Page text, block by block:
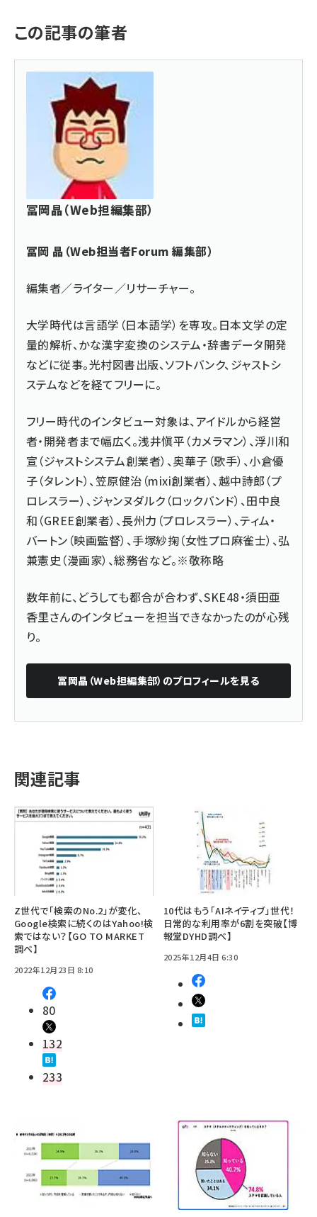
この記事の筆者
冨岡晶（Web担編集部）
冨岡 晶（Web担当者Forum 編集部）
編集者／ライター／リサーチャー。
大学時代は言語学（日本語学）を専攻。日本文学の定
量的解析、かな漢字変換のシステム・辞書データ開発
などに従事。光村図書出版、ソフトバンク、ジャストシ
ステムなどを経てフリーに。
フリー時代のインタビュー対象は、アイドルから経営
者・開発者まで幅広く。浅井愼平（カメラマン）、浮川和
宣（ジャストシステム創業者）、奥華子（歌手）、小倉優
子（タレント）、笠原健治（mixi創業者）、越中詩郎（プ
ロレスラー）、ジャンヌダルク（ロックバンド）、田中良
和（GREE創業者）、長州力（プロレスラー）、ティム・
バートン（映画監督）、手塚紗掬（女性プロ麻雀士）、弘
兼憲史（漫画家）、総務省など。※敬称略
数年前に、どうしても都合が合わず、SKE48・須田亜
香里さんのインタビューを担当できなかったのが心残
り。
冨岡晶（Web担編集部） のプロフィールを見る
関連記事
Z世代で「検索のNo.2」が変化、
Google検索に続くのはYahoo!検
索ではない？【GO TO MARKET
調べ】
2022年12月23日 8:10
80
132
233
10代はもう「AIネイティブ」世代！
日常的な利用率が6割を突破【博
報堂DYHD調べ】
2025年12月4日 6:30